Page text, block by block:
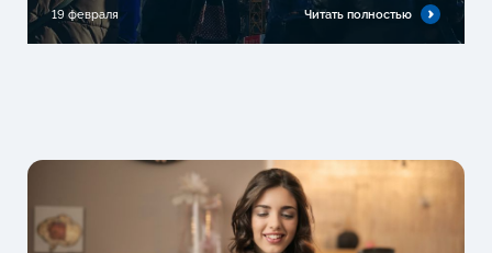
19 февраля Читать полностью